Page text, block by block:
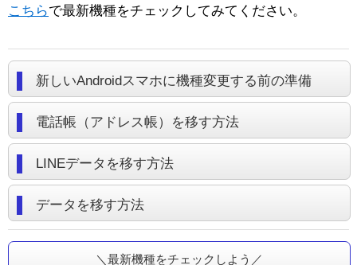
こちらで最新機種をチェックしてみてください。
新しいAndroidスマホに機種変更する前の準備
電話帳（アドレス帳）を移す方法
LINEデータを移す方法
データを移す方法
＼最新機種をチェックしよう／